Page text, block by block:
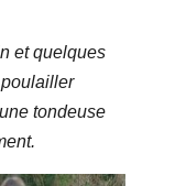
et quelques
tondeuse